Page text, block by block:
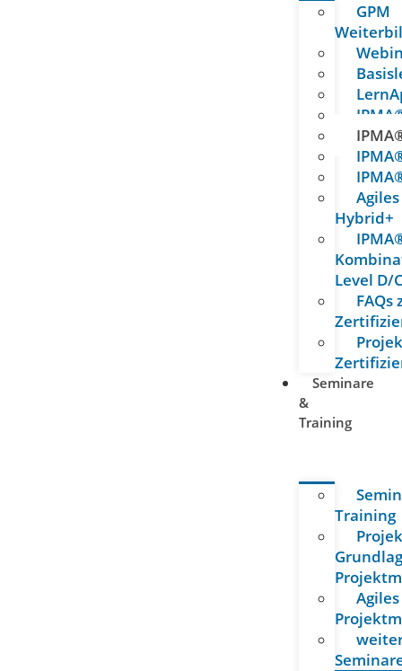
GPM
Hybrid+
Level D/
FAQs
Seminare
&
Training
Training
Agiles